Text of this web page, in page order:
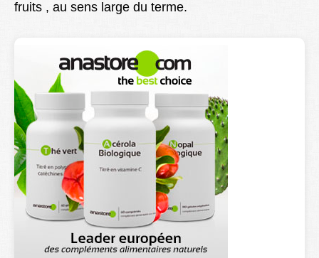
Better Health
fruits , au sens large du terme.